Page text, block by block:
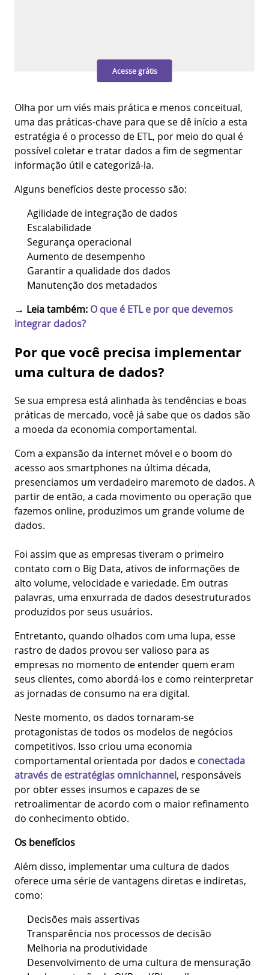
Acesse grátis
Olha por um viés mais prática e menos conceitual,
uma das práticas-chave para que se dê início a esta
estratégia é o processo de ETL, por meio do qual é
possível coletar e tratar dados a fim de segmentar
informação útil e categorizá-la.
Alguns benefícios deste processo são:
Agilidade de integração de dados
Escalabilidade
Segurança operacional
Aumento de desempenho
Garantir a qualidade dos dados
Manutenção dos metadados
→ Leia também: O que é ETL e por que devemos
integrar dados?
Por que você precisa implementar
uma cultura de dados?
Se sua empresa está alinhada às tendências e boas
práticas de mercado, você já sabe que os dados são
a moeda da economia comportamental.
Com a expansão da internet móvel e o boom do
acesso aos smartphones na última década,
presenciamos um verdadeiro maremoto de dados. A
partir de então, a cada movimento ou operação que
fazemos online, produzimos um grande volume de
dados.
Foi assim que as empresas tiveram o primeiro
contato com o Big Data, ativos de informações de
alto volume, velocidade e variedade. Em outras
palavras, uma enxurrada de dados desestruturados
produzidos por seus usuários.
Entretanto, quando olhados com uma lupa, esse
rastro de dados provou ser valioso para as
empresas no momento de entender quem eram
seus clientes, como abordá-los e como reinterpretar
as jornadas de consumo na era digital.
Neste momento, os dados tornaram-se
protagonistas de todos os modelos de negócios
competitivos. Isso criou uma economia
comportamental orientada por dados e conectada
através de estratégias omnichannel, responsáveis
por obter esses insumos e capazes de se
retroalimentar de acordo com o maior refinamento
do conhecimento obtido.
Os benefícios
Além disso, implementar uma cultura de dados
oferece uma série de vantagens diretas e indiretas,
como:
Decisões mais assertivas
Transparência nos processos de decisão
Melhoria na produtividade
Desenvolvimento de uma cultura de mensuração